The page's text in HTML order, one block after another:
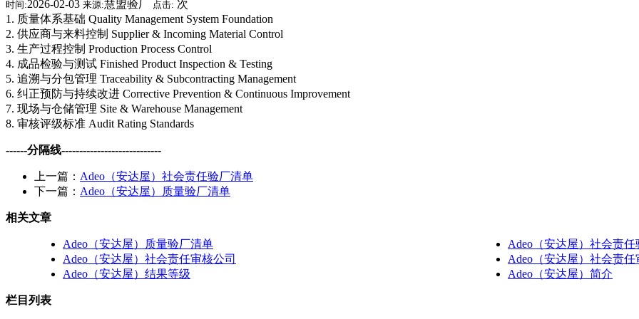
时间:2026-02-03 来源:慧盟验厂 点击: 次
1. 质量体系基础 Quality Management System Foundation
2. 供应商与来料控制 Supplier & Incoming Material Control
3. 生产过程控制 Production Process Control
4. 成品检验与测试 Finished Product Inspection & Testing
5. 追溯与分包管理 Traceability & Subcontracting Management
6. 纠正预防与持续改进 Corrective Prevention & Continuous Improvement
7. 现场与仓储管理 Site & Warehouse Management
8. 审核评级标准 Audit Rating Standards
------分隔线----------------------------
上一篇： Adeo（安达屋）社会责任验厂清单
下一篇： Adeo（安达屋）质量验厂清单
相关文章
Adeo（安达屋）质量验厂清单
Adeo（安达屋）社会责任
Adeo（安达屋）社会责任审核公司
Adeo（安达屋）社会责任
Adeo（安达屋）结果等级
Adeo（安达屋）简介
栏目列表